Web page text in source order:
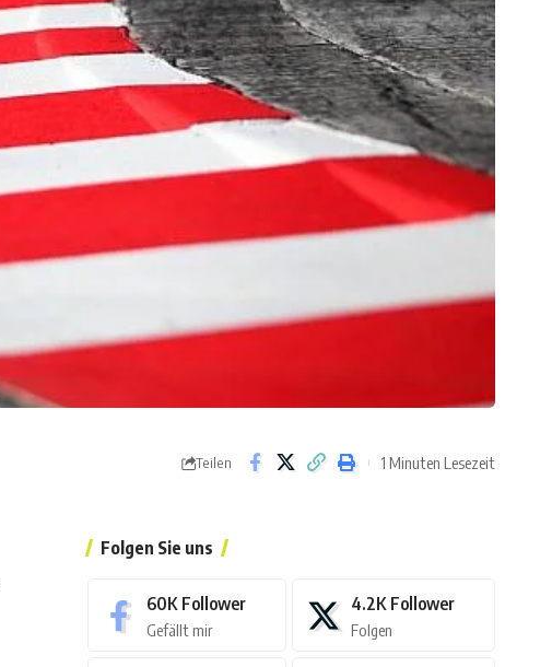
Teilen 1 Minuten Lesezeit
Folgen Sie uns
60K Follower
Gefällt mir
4.2K Follower
Folgen